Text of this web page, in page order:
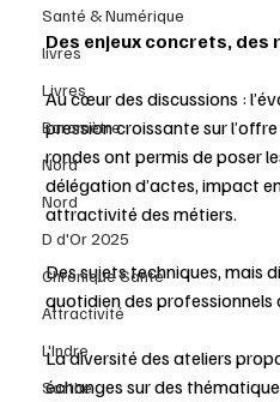
Santé & Numérique
livres
Livres
Baromètre
Nord
Nord
D d'Or 2025
Chronique Santé
Attractivité
L'Indre
Sarthe
Des enjeux concrets,
Au cœur des discussions :
pression croissante sur
rondes ont permis de poser
délégation d’actes, impact
attractivité des métiers.
Des sujets techniques, mais
quotidien des
La diversité des ateliers
échanges sur des